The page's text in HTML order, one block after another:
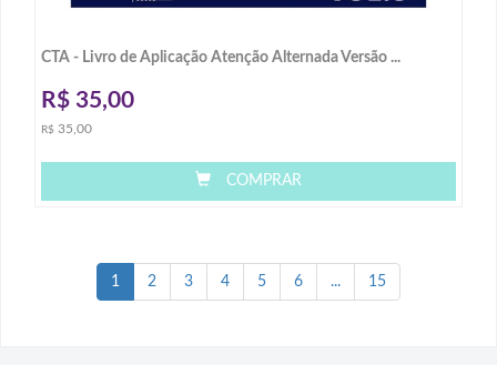
CTA - Livro de Aplicação Atenção Alternada Versão ...
R$ 35,00
R$ 35,00
COMPRAR
1 2 3 4 5 6 ... 15